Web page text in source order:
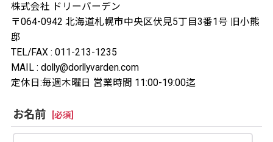
株式会社 ドリーバーデン
〒064-0942 北海道札幌市中央区伏見5丁目3番1号 旧小熊
邸
TEL/FAX : 011-213-1235
MAIL : dolly@dorllyvarden.com
定休日:毎週木曜日 営業時間 11:00-19:00迄
お名前 必須